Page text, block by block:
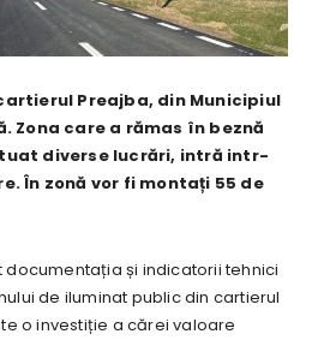
Preajba, din Municipiul
Zona care a rămas în beznă
diverse lucrări, intră intr-
În zonă vor fi montați 55 de
documentația și indicatorii tehnici
de iluminat public din cartierul
o investiție a cărei valoare